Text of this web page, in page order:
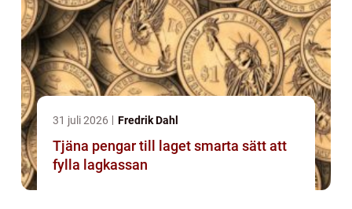
31 juli 2026 Fredrik Dahl
Tjäna pengar till laget smarta sätt att
fylla lagkassan